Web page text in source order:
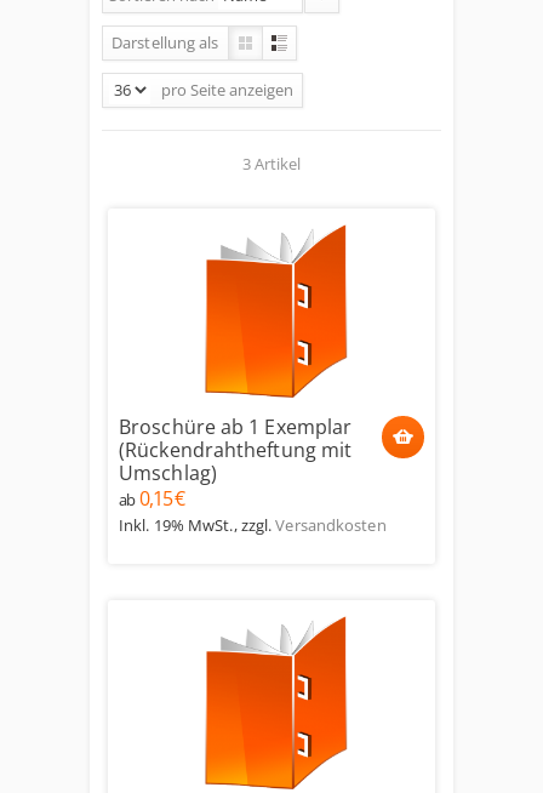
Darstellung als
pro Seiteanzeigen
3 Artikel
Broschüre ab 1 Exemplar
(Rückendrahtheftung mit
Umschlag)
ab 0,15 €
Inkl. 19% MwSt.,zzgl.Versandkosten